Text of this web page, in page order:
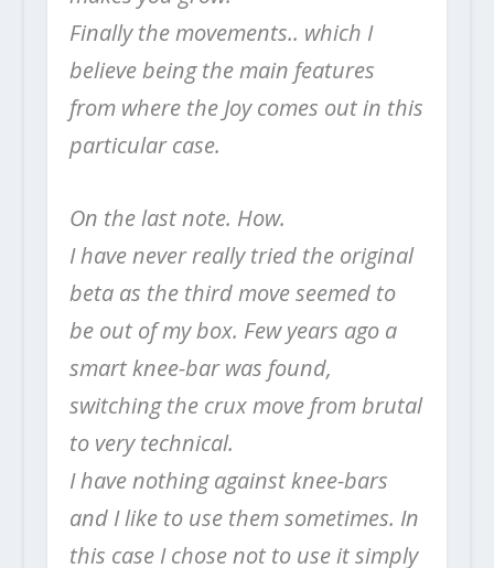
Finally the movements.. which I
believe being the main features
from where the Joy comes out in this
particular case.
On the last note. How.
I have never really tried the original
beta as the third move seemed to
be out of my box. Few years ago a
smart knee-bar was found,
switching the crux move from brutal
to very technical.
I have nothing against knee-bars
and I like to use them sometimes. In
this case I chose not to use it simply